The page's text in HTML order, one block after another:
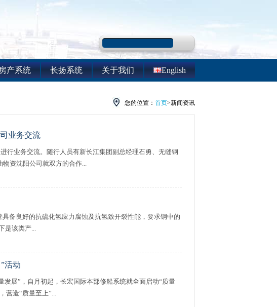
房产系统 长扬系统 关于我们 English
您的位置： 首页>新闻资讯
业务交流
行业务交流。随行人员有新长江集团副总经理石勇、无缝钢
资沈阳公司就双方的合作...
备良好的抗硫化氢应力腐蚀及抗氢致开裂性能，要求钢中的
是该类产...
活动
展”，自月初起，长宏国际本部修船系统就全面启动“质量
营造“质量至上”...